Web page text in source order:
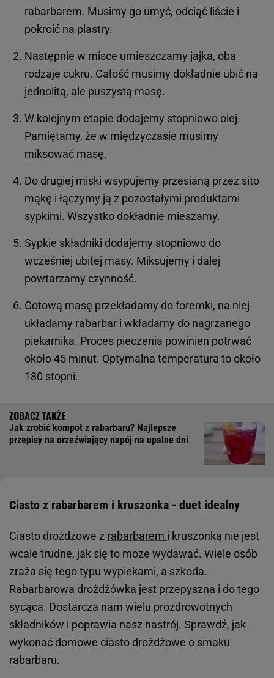
rabarbarem. Musimy go umyć, odciąć liście i
pokroić na plastry.
Następnie w misce umieszczamy jajka, oba
rodzaje cukru. Całość musimy dokładnie ubić na
jednolitą, ale puszystą masę.
W kolejnym etapie dodajemy stopniowo olej.
Pamiętamy, że w międzyczasie musimy
miksować masę.
Do drugiej miski wsypujemy przesianą przez sito
mąkę i łączymy ją z pozostałymi produktami
sypkimi. Wszystko dokładnie mieszamy.
Sypkie składniki dodajemy stopniowo do
wcześniej ubitej masy. Miksujemy i dalej
powtarzamy czynność.
Gotową masę przekładamy do foremki, na niej
układamy rabarbar i wkładamy do nagrzanego
piekarnika. Proces pieczenia powinien potrwać
około 45 minut. Optymalna temperatura to około
180 stopni.
Jak zrobić kompot z rabarbaru? Najlepsze
przepisy na orzeźwiający napój na upalne dni
Ciasto z rabarbarem i kruszonka - duet idealny
Ciasto drożdżowe z rabarbarem i kruszonką nie jest
wcale trudne, jak się to może wydawać. Wiele osób
zraża się tego typu wypiekami, a szkoda.
Rabarbarowa drożdżówka jest przepyszna i do tego
sycąca. Dostarcza nam wielu prozdrowotnych
składników i poprawia nasz nastrój. Sprawdź, jak
wykonać domowe ciasto drożdżowe o smaku
rabarbaru.